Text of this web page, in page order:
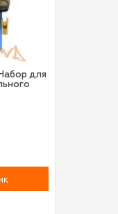
для